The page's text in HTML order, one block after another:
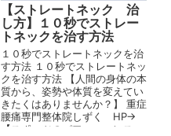
【ストレートネック 治
し方】１０秒でストレー
トネックを治す方法
１０秒でストレートネックを治
す方法 １０秒でストレートネッ
クを治す方法 【人間の身体の本
質から、姿勢や体質を変えてい
きたくはありませんか？】 重症
腰痛専門整体院しずく HP→
【スポーツのパフォーマンス、